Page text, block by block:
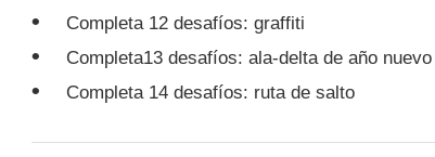
Completa 12 desafíos: graffiti
Completa13 desafíos: ala-delta de año nuevo
Completa 14 desafíos: ruta de salto